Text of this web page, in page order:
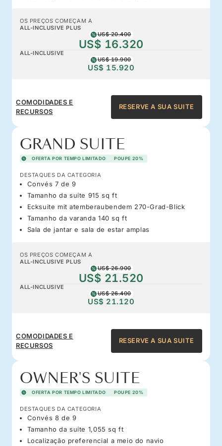
OS PREÇOS COMEÇAM A
ALL-INCLUSIVE PLUS
US$ 20.400
US$ 16.320
ALL-INCLUSIVE
US$ 19.900
US$ 15.920
COMODIDADES E
RECURSOS
RESERVE A SUA SUITE
GRAND SUITE
OFERTA POR TEMPO LIMITADO POUPE 20%
DESTAQUES DA CATEGORIA
Convés 7 de 9
Tamanho da suíte 915 sq ft
Ecksuite mit atemberaubendem 270-Grad-Blick
Tamanho da varanda 140 sq ft
Sala de jantar e sala de estar amplas
OS PREÇOS COMEÇAM A
ALL-INCLUSIVE PLUS
US$ 26.900
US$ 21.520
ALL-INCLUSIVE
US$ 26.400
US$ 21.120
COMODIDADES E
RECURSOS
RESERVE A SUA SUITE
OWNER'S SUITE
OFERTA POR TEMPO LIMITADO POUPE 20%
DESTAQUES DA CATEGORIA
Convés 8 de 9
Tamanho da suíte 1,055 sq ft
Localização preferencial a meio do navio